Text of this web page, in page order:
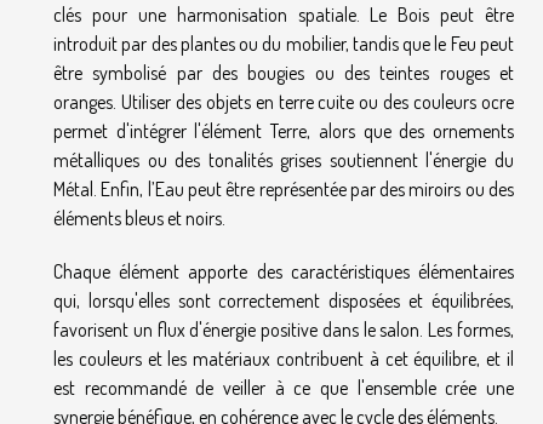
clés pour une harmonisation spatiale. Le Bois peut être
introduit par des plantes ou du mobilier, tandis que le Feu peut
être symbolisé par des bougies ou des teintes rouges et
oranges. Utiliser des objets en terre cuite ou des couleurs ocre
permet d'intégrer l'élément Terre, alors que des ornements
métalliques ou des tonalités grises soutiennent l'énergie du
Métal. Enfin, l’Eau peut être représentée par des miroirs ou des
éléments bleus et noirs.
Chaque élément apporte des caractéristiques élémentaires
qui, lorsqu'elles sont correctement disposées et équilibrées,
favorisent un flux d'énergie positive dans le salon. Les formes,
les couleurs et les matériaux contribuent à cet équilibre, et il
est recommandé de veiller à ce que l'ensemble crée une
synergie bénéfique, en cohérence avec le cycle des éléments.